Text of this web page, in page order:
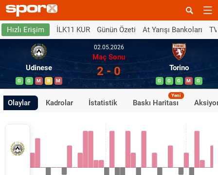
Hızlı Erişim İLK11 KUR Günün Özeti At Yarışı Bankoları
Udinese
G G M B M
02.05.2026
Maç Sonu
2 - 0 Torino
G G G M G
Olaylar Kadrolar İstatistik Baskı Haritası
Yeni